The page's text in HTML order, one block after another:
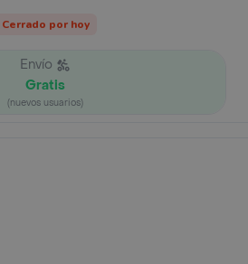
Cerrado por hoy
Envío
Gratis
(nuevos usuarios)